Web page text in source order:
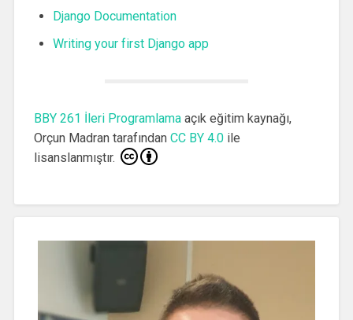
Django Documentation
Writing your first Django app
BBY 261 İleri Programlamaaçık eğitim kaynağı,
Orçun Madrantarafından CC BY 4.0ile
lisanslanmıştır.